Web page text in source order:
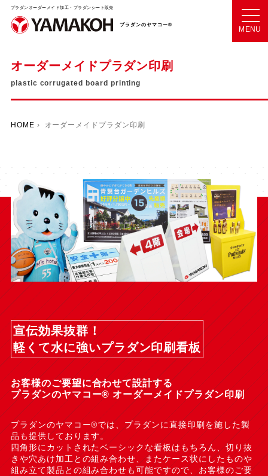
プラダンオーダーメイド加工・プラダンシート販売
プラダンのヤマコー®
MENU
オーダーメイドプラダン印刷
plastic corrugated board printing
HOME › オーダーメイドプラダン印刷
宣伝効果抜群！
軽くて水に強いプラダン印刷看板
お客様のご要望に合わせて設計する
プラダンのヤマコー® オーダーメイドプラダン印刷
プラダンのヤマコー®では、プラダンに直接印刷を施した製
品も提供しております。
四角形にカットされたベーシックな看板はもちろん、切り抜
きや穴あけ加工との組み合わせ、またケース状にしたものや
組み立て製品との組み合わせも可能ですので、お客様のご要